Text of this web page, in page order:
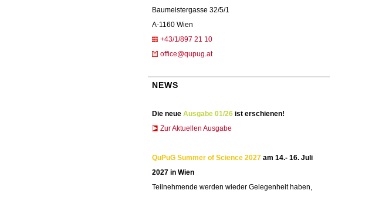
Baumeistergasse 32/5/1
A-1160 Wien
+43/1/897 21 10
office@qupug.at
NEWS
Die neue Ausgabe 01/26 ist erschienen!
Zur Aktuellen Ausgabe
QuPuG Summer of Science 2027 am 14.- 16. Juli
2027 in Wien
Teilnehmende werden wieder Gelegenheit haben,